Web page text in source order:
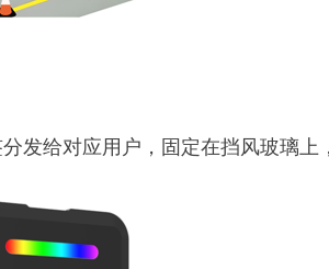
发给对应用户，固定在挡风玻璃